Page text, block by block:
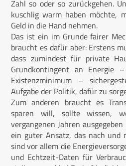
Zahl so oder so zurückgehen.
kuschlig warm haben möchte,
Geld in die Hand nehmen.
Das ist ein im Grunde fairer
braucht es dafür aber: Erstens
dass zumindest für private
Grundkontingent an Energie
Existenzminimum –
Aufgabe der Politik, dafür zu
Zum anderen braucht es
sparen will, sollte wissen,
vergangenen Jahren
ein guter Ansatz, das nach und
sind vor allem die
und Echtzeit-Daten für